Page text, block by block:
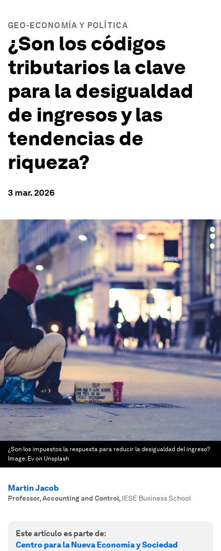
GEO-ECONOMÍA Y POLÍTICA
¿Son los códigos
tributarios la clave
para la desigualdad
de ingresos y las
tendencias de
riqueza?
3 mar. 2026
¿Son los impuestos la respuesta para reducir la desigualdad del ingreso?
Image: Ev on Unsplash
Martin Jacob
Professor, Accounting and Control, IESE Business School
Este artículo es parte de:
Centro para la Nueva Economía y Sociedad